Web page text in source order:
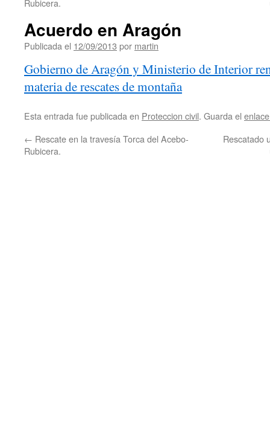
Rubicera.
Acuerdo en Aragón
Publicada el 12/09/2013 por martin
Gobierno de Aragón y Ministerio de Interior
materia de rescates de montaña
Esta entrada fue publicada en Proteccion civil. Guarda el
← Rescate en la travesía Torca del Acebo-
Rubicera.
Rescatado